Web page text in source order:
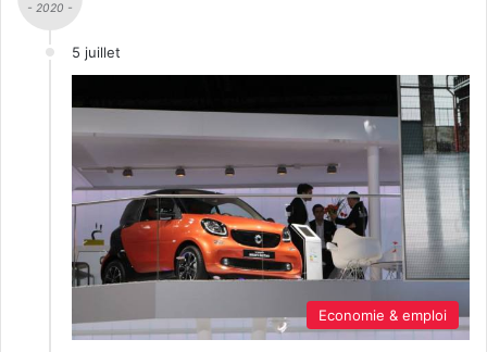
- 2020 -
5 juillet
Economie & emploi